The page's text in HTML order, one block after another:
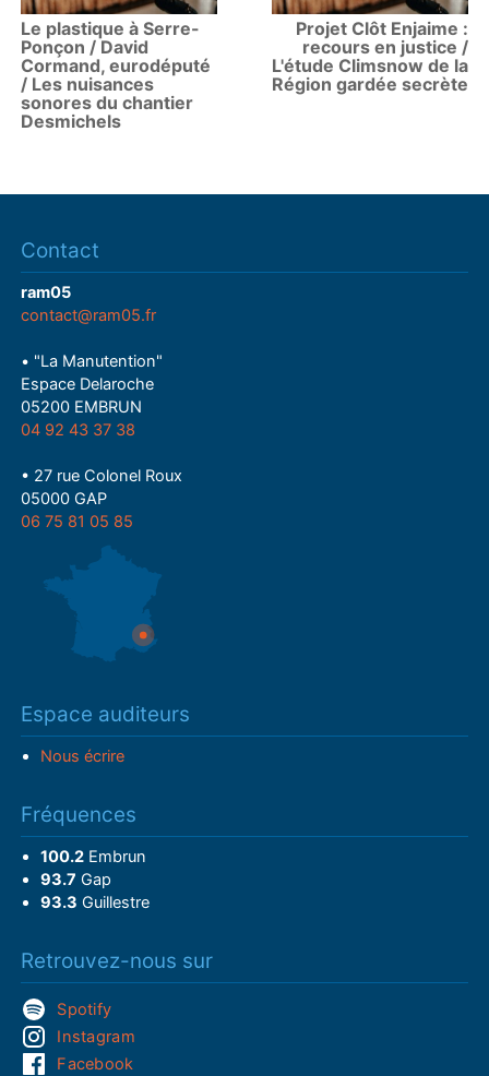
Le plastique à Serre-
Ponçon / David
Cormand, eurodéputé
/ Les nuisances
sonores du chantier
Desmichels
Projet Clôt Enjaime :
recours en justice /
L'étude Climsnow de la
Région gardée secrète
Contact
ram05
contact@ram05.fr
• "La Manutention"
Espace Delaroche
05200 EMBRUN
04 92 43 37 38
• 27 rue Colonel Roux
05000 GAP
06 75 81 05 85
Espace auditeurs
Nous écrire
Fréquences
100.2Embrun
93.7 Gap
93.3 Guillestre
Retrouvez-nous sur
Spotify
Instagram
Facebook